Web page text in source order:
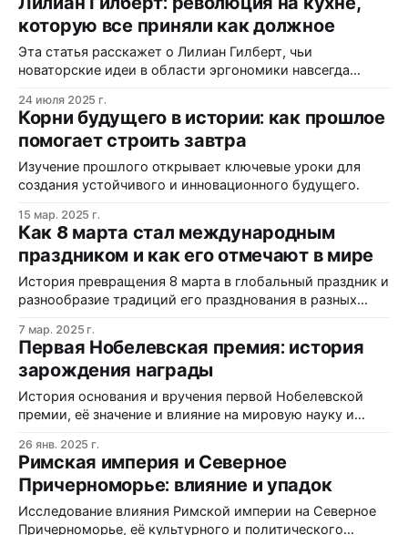
которую все приняли как должное
Эта статья расскажет о Лилиан Гилберт, чьи
новаторские идеи в области эргономики навсегда
24 июля 2025 г.
Корни будущего в истории: как прошлое
помогает строить завтра
Изучение прошлого открывает ключевые уроки для
создания устойчивого и инновационного будущего.
15 мар. 2025 г.
Как 8 марта стал международным
праздником и как его отмечают в мире
История превращения 8 марта в глобальный праздник и
разнообразие традиций его празднования в разных
7 мар. 2025 г.
Первая Нобелевская премия: история
зарождения награды
История основания и вручения первой Нобелевской
премии, её значение и влияние на мировую науку и
26 янв. 2025 г.
Римская империя и Северное
Причерноморье: влияние и упадок
Исследование влияния Римской империи на Северное
Причерноморье, её культурного и политического